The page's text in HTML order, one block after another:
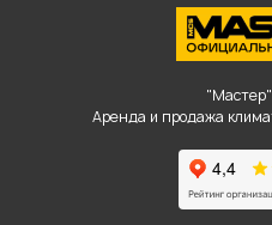
Аренда и продажа